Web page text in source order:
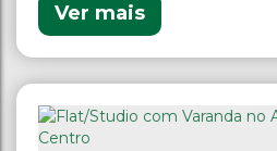
Ver mais